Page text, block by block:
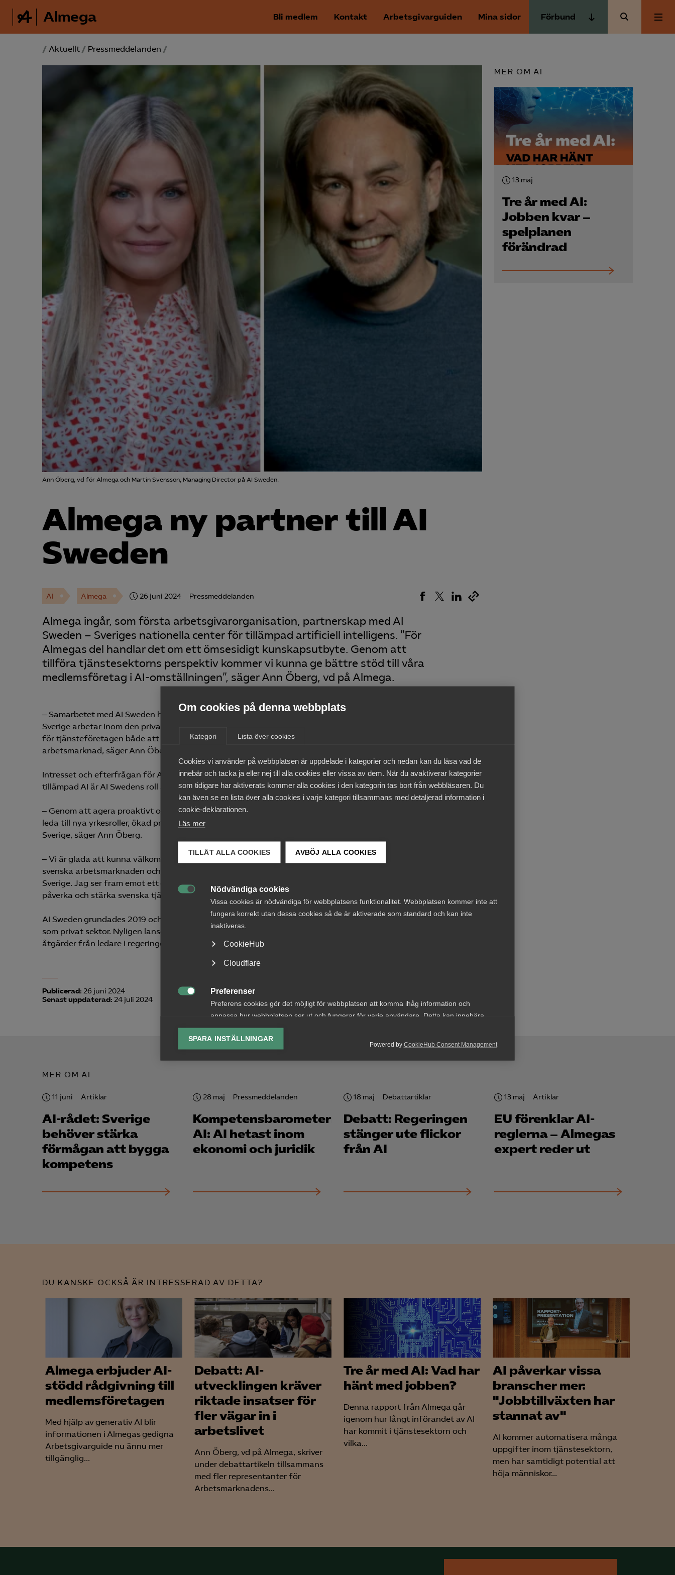
Om cookies på denna webbplats
Kategori Lista över cookies
Cookies vi använder på webbplatsen är uppdelade i kategorier och nedan kan du läsa vad de
innebär och tacka ja eller nej till alla cookies eller vissa av dem. När du avaktiverar kategorier
som tidigare har aktiverats kommer alla cookies i den kategorin tas bort från webbläsaren. Du
kan även se en lista över alla cookies i varje kategori tillsammans med detaljerad information i
cookie-deklarationen.
Läs mer
TILLÅT ALLA COOKIES AVBÖJ ALLA COOKIES
Nödvändiga cookies
Vissa cookies är nödvändiga för webbplatsens funktionalitet. Webbplatsen kommer inte att
fungera korrekt utan dessa cookies så de är aktiverade som standard och kan inte
inaktiveras.
CookieHub
Cloudflare
Preferenser
Preferens cookies gör det möjligt för webbplatsen att komma ihåg information och
anpassa hur webbplatsen ser ut och fungerar för varje användare. Detta kan innebära
lagring av vald valuta, region, språk eller färgschema.

Analys-cookies
Google Analytics
Microsoft Clarity
Marknadsförings-cookies används för att spåra gester på olika webbplatser för att kunna
Microsoft Ads
Powered by CookieHub Consent Management
SPARA INSTÄLLNINGAR
Almega Bli medlem Kontakt Arbetsgivarguiden Mina sidor Förbund
Almega Utbildning
Innovations­företagen
Kompetens­företagen
Medie­företagen
Säkerhets­företagen
Aktuellt
Medlemskapet
Mina sidor
Kurser & utbildningar
/ Aktuellt / Pressmeddelanden /
Ann Öberg, vd för Almega och Martin Svensson, Managing Director på AI Sweden.
Almega ny partner till AI
Sweden
AI Almega 26 juni 2024 Pressmeddelanden
MER OM AI
13 maj
Tre år med AI:
Jobben kvar –
spelplanen
förändrad
Almega ingår, som första arbetsgivarorganisation, partnerskap med AI
Sweden – Sveriges nationella center för tillämpad artificiell intelligens. ”För
Almegas del handlar det om ett ömsesidigt kunskapsutbyte. Genom att
tillföra tjänstesektorns perspektiv kommer vi kunna ge bättre stöd till våra
medlemsföretag i AI-omställningen”, säger Ann Öberg, vd på Almega.
‒ Samarbetet med AI Sweden har alla förutsättningar att bli riktigt fruktsamt. Hälften av alla anställda i
Sverige arbetar inom den privata tjänstesektorn och tillsammans med AI Sweden kommer vi kunna underlätta
för tjänsteföretagen både att implementera AI i verksamheten och att ställa om till framtidens
arbetsmarknad, säger Ann Öberg, vd på Almega.
Intresset och efterfrågan för AI har ökat lavinartat den senaste tiden. Som Sveriges nationella centrum för
tillämpad AI är AI Swedens roll att påskynda den breda användningen av AI.
‒ Genom att agera proaktivt och genomtänkt samt skapa rätt förutsättningar kommer AI-utvecklingen kunna
leda till nya yrkesroller, ökad produktivitet, en stärkt tjänstesektor och i slutänden ett konkurrenskraftigare
Sverige, säger Ann Öberg.
‒ Vi är glada att kunna välkomna Almega till AI Swedens partnernätverk. Almega är en central aktör på den
svenska arbetsmarknaden och har därmed en viktig roll i den omställning som AI-utvecklingen innebär för
Sverige. Jag ser fram emot ett givande samarbete där vi tillsammans kommer kunna utforska hur AI kommer
påverka och stärka svenska tjänsteföretag, säger Martin Svensson, Managing Director på AI Sweden.
AI Sweden grundades 2019 och finansieras av svenska staten och av drygt 130 partners från såväl offentlig
som privat sektor. Nyligen lanserade AI Sweden en nationell AI-strategi för Sverige med målet att katalysera
åtgärder från ledare i regeringen, politiska partier, företag, offentlig sektor och akademi.
Publicerad: 26 juni 2024
Senast uppdaterad: 24 juli 2024
MER OM AI
11 juni Artiklar
AI-rådet: Sverige
behöver stärka
förmågan att bygga
kompetens
28 maj Pressmeddelanden
Kompetensbarometern
AI: AI hetast inom
ekonomi och juridik
18 maj Debattartiklar
Debatt: Regeringen
stänger ute flickor
från AI
13 maj Artiklar
EU förenklar AI-
reglerna – Almegas
expert reder ut
DU KANSKE OCKSÅ ÄR INTRESSERAD AV DETTA?
Almega erbjuder AI-
stödd rådgivning till
medlemsföretagen
Med hjälp av generativ AI blir
informationen i Almegas gedigna
Arbetsgivarguide nu ännu mer
tillgänglig...
Debatt: AI-
utvecklingen kräver
riktade insatser för
fler vägar in i
arbetslivet
Ann Öberg, vd på Almega, skriver
under debattartikeln tillsammans
med fler representanter för
Arbetsmarknadens...
Tre år med AI: Vad har
hänt med jobben?
Denna rapport från Almega går
igenom hur långt införandet av AI
har kommit i tjänstesektorn och
vilka...
AI påverkar vissa
branscher mer:
"Jobbtillväxten har
stannat av"
AI kommer automatisera många
uppgifter inom tjänstesektorn,
men har samtidigt potential att
höja människor...